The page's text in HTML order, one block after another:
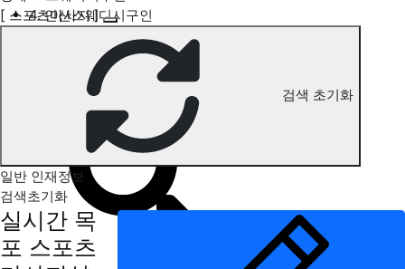
4. 안산스웨디시구인
목포 스포츠마사지 구직정보
[ 스포츠마사지 ]
검색 초기화
일반 인재정보
검색초기화
실시간 목
포 스포츠